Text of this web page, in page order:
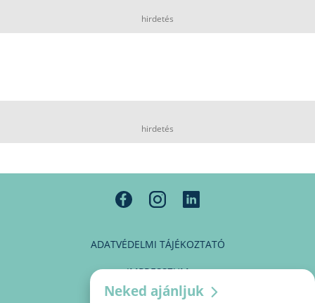
hirdetés
hirdetés
ADATVÉDELMI TÁJÉKOZTATÓ
IMPRESSZUM
MÉDIAAJÁNLAT
Neked ajánljuk